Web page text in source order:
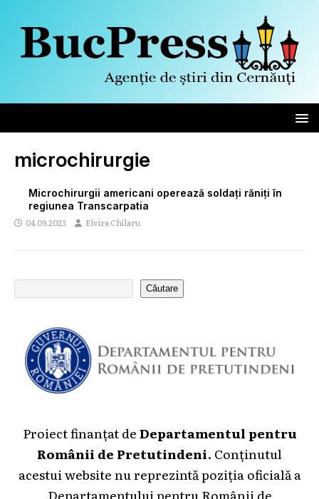
microchirurgie
Microchirurgii americani operează soldați răniți în
regiunea Transcarpatia
04.09.2023 Elvira Chilaru
Căutare
Proiect finanțat deDepartamentul pentru
Românii de Pretutindeni. Conținutul
acestui website nu reprezintă poziția oficială a
Departamentului pentru Românii de